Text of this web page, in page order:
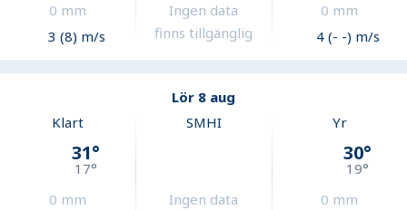
0 mm
3 (8) m/s
Ingen data
finns tillgänglig
0 mm
4 (- -) m/s
Lör 8 aug
Klart
31°
17°
0 mm
SMHI
Ingen data
Yr
30°
19°
0 mm